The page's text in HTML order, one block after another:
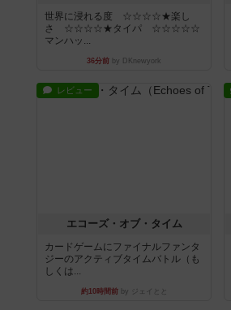
世界に浸れる度 ☆☆☆☆★楽し
さ ☆☆☆☆★タイパ ☆☆☆☆☆
マンハッ...
36分前 by DKnewyork
レビュー
エコーズ・オブ・タイム
カードゲームにファイナルファンタ
ジーのアクティブタイムバトル（も
しくは...
約10時間前by ジェイとと